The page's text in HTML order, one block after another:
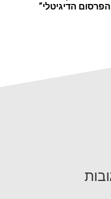
הפרסום הדיגיטלי”